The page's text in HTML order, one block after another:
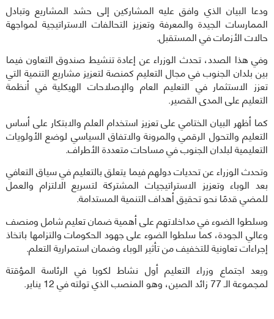
ودعا البيان الذي وافق عليه المشاركين إلى حشد المشاريع وتبادل
الممارسات الجيدة والمعرفة وتعزيز التحالفات الاستراتيجية لمواجهة
حالات الأزمات في المستقبل.
وفي هذا الصدد، تحدث الوزراء عن إعادة تنشيط صندوق التعاون فيما
بين بلدان الجنوب في مجال التعليم كمنصة لتعزيز مشاريع التنمية التي
تعزز الاستثمار في التعليم العام والإصلاحات الهيكلية في أنظمة
التعليم على المدى القصير.
كما أظهر البيان الختامي على تعزيز استخدام العلم والابتكار على أساس
التعليم والتحول الرقمي والمرونة والاتفاق السياسي لوضع الأولويات
التعليمية لبلدان الجنوب في مساحات متعددة الأطراف.
وتحدث الوزراء عن تحديات دولهم فيما يتعلق بالتعليم في سياق التعافي
بعد الوباء وتعزيز الاستراتيجيات المشتركة لتسريع الالتزام والعمل
للمضي قدمًا نحو تحقيق أهداف التنمية المستدامة.
وسلطوا الضوء في مداخلاتهم على أهمية ضمان تعليم شامل ومنصف
وعالي الجودة، كما سلطوا الضوء على جهود الحكومات والتزامها باتخاذ
إجراءات تعاونية للتخفيف من تأثير الوباء وضمان استمرارية التعلم.
ويعد اجتماع وزراء التعليم أول نشاط لكوبا في الرئاسة المؤقتة
لمجموعة الـ 77 زائد الصين، وهو المنصب الذي تولته في 12 يناير.